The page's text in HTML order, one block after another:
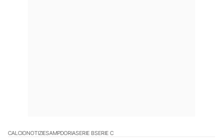
CALCIONOTIZIESAMPDORIASERIE BSERIE C